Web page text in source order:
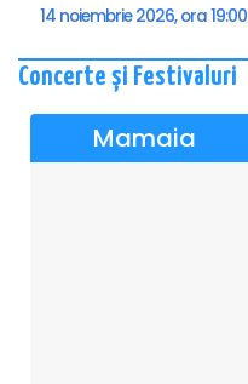
14 noiembrie 2026, ora 19:00
Concerte și Festivaluri
Mamaia